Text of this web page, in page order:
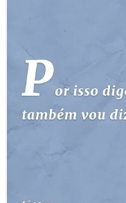
10 MANDAMENTOS
ESTUDOS BÍBLICOS
ESBOÇOS DE PREGAÇÃO
PERGUNTE À BÍBLIA